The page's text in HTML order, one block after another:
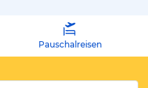
Pauschalreisen